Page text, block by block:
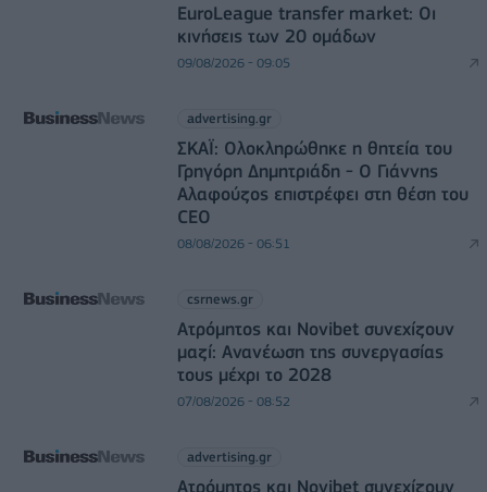
EuroLeague transfer market: Οι
κινήσεις των 20 ομάδων
09/08/2026 - 09:05
advertising.gr
ΣΚΑΪ: Ολοκληρώθηκε η θητεία του
Γρηγόρη Δημητριάδη - Ο Γιάννης
Αλαφούζος επιστρέφει στη θέση του
CEO
08/08/2026 - 06:51
csrnews.gr
Ατρόμητος και Novibet συνεχίζουν
μαζί: Ανανέωση της συνεργασίας
τους μέχρι το 2028
07/08/2026 - 08:52
advertising.gr
Ατρόμητος και Novibet συνεχίζουν